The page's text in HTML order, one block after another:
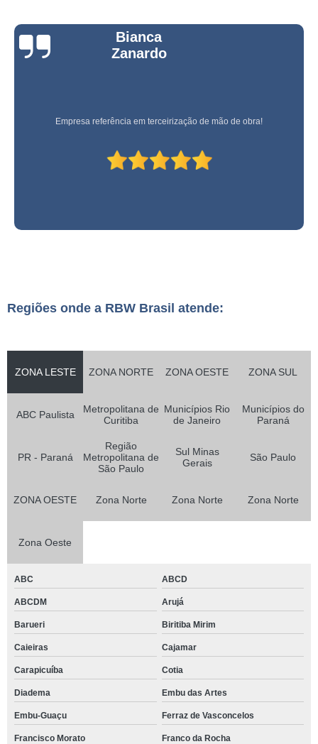
Bianca
Zanardo
Empresa referência em terceirização de mão de obra!
Regiões onde a RBW Brasil atende:
ZONA LESTE ZONA NORTE ZONA OESTE ZONA SUL
ABC Paulista
Metropolitana de
Curitiba
Municípios Rio
de Janeiro
Municípios do
Paraná
PR - Paraná
Região
Metropolitana de
São Paulo
Sul Minas
Gerais
São Paulo
ZONA OESTE Zona Norte Zona Norte Zona Norte
Zona Oeste
ABC ABCD
ABCDM Arujá
Barueri Biritiba Mirim
Caieiras Cajamar
Carapicuíba Cotia
Diadema Embu das Artes
Embu-Guaçu Ferraz de Vasconcelos
Francisco Morato Franco da Rocha